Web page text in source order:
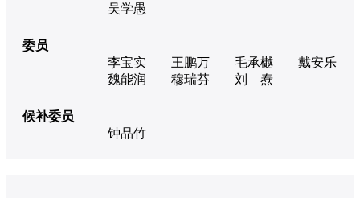
吴学愚
委员
李宝实
王鹏万 毛承樾
戴安乐
魏能润
穆瑞芬 刘 焘
候补委员
钟品竹